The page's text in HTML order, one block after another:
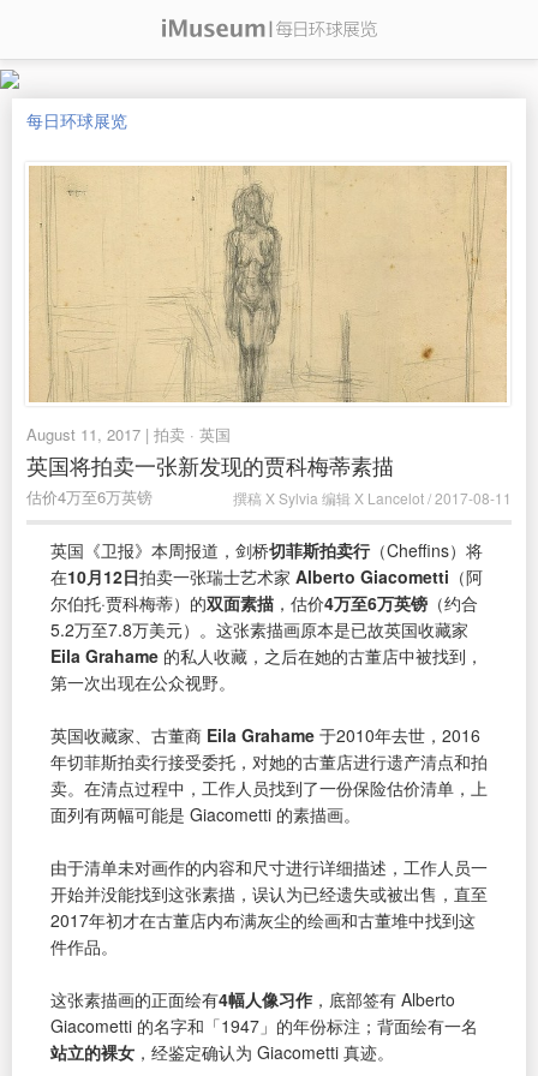
每日环球展览
August 11, 2017 | 拍卖 · 英国
英国将拍卖一张新发现的贾科梅蒂素描
估价4万至6万英镑 撰稿 X Sylvia 编辑 X Lancelot / 2017-08-11
英国《卫报》本周报道，剑桥切菲斯拍卖行（Cheffins）将
在10月12日拍卖一张瑞士艺术家 Alberto Giacometti （阿
尔伯托·贾科梅蒂）的双面素描 ，估价4万至6万英镑 （约合
5.2万至7.8万美元）。这张素描画原本是已故英国收藏家
Eila Grahame 的私人收藏，之后在她的古董店中被找到，
第一次出现在公众视野。
英国收藏家、古董商 Eila Grahame 于2010年去世，2016
年切菲斯拍卖行接受委托，对她的古董店进行遗产清点和拍
卖。在清点过程中，工作人员找到了一份保险估价清单，上
面列有两幅可能是 Giacometti 的素描画。
由于清单未对画作的内容和尺寸进行详细描述，工作人员一
开始并没能找到这张素描，误认为已经遗失或被出售，直至
2017年初才在古董店内布满灰尘的绘画和古董堆中找到这
件作品。
这张素描画的正面绘有4幅人像习作 ，底部签有 Alberto
Giacometti 的名字和「1947」的年份标注；背面绘有一名
站立的裸女 ，经鉴定确认为 Giacometti 真迹。